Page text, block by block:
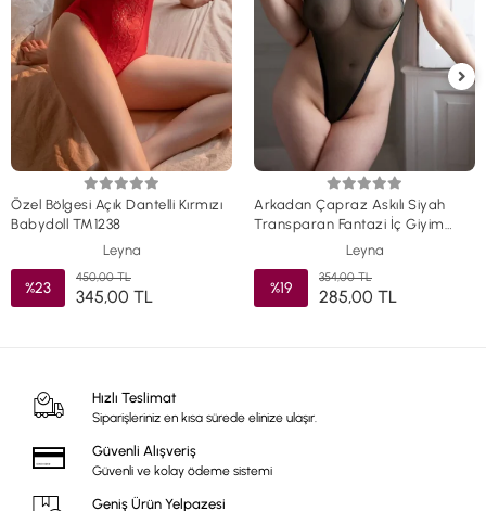
Özel Bölgesi Açık Dantelli Kırmızı
Babydoll TM1238
Leyna
%23
450,00 TL
345,00 TL
Arkadan Çapraz Askılı Siyah
Transparan Fantazi İç Giyim
Leyna
%19
354,00 TL
285,00 TL
Hızlı Teslimat
Siparişleriniz en kısa sürede elinize ulaşır.
Güvenli Alışveriş
Güvenli ve kolay ödeme sistemi
Geniş Ürün Yelpazesi